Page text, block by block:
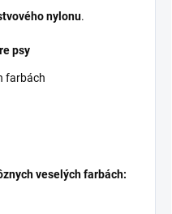
nylonu.
psy
farbách
veselých farbách: